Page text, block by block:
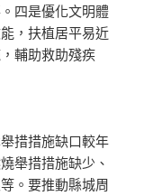
四是優化文明體
，扶植居平易近
輔助救助殘疾
措措施缺口較年
舉措措施缺少、
。要推動縣城周